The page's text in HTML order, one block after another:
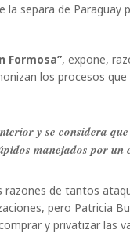
separa de Paraguay
Formosa”, expone,
los procesos que
y se considera
manejados por un
razones de tantos
pero Patricia
y privatizar las